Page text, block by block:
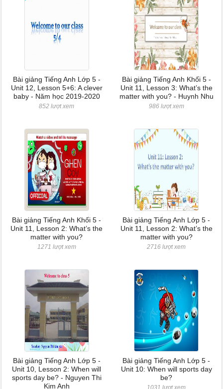
Bài giảng Tiếng Anh Lớp 5 -
Unit 12, Lesson 5+6: A clever
baby - Năm học 2019-2020
852 lượt xem
Bài giảng Tiếng Anh Khối 5 -
Unit 11, Lesson 3: What’s the
matter with you? - Huynh Nhu
986 lượt xem
Bài giảng Tiếng Anh Khối 5 -
Unit 11, Lesson 2: What’s the
matter with you?
1271 lượt xem
Bài giảng Tiếng Anh Lớp 5 -
Unit 11, Lesson 2: What’s the
matter with you?
2716 lượt xem
Bài giảng Tiếng Anh Lớp 5 -
Unit 10, Lesson 2: When will
sports day be? - Nguyen Thi
Kim Anh
Bài giảng Tiếng Anh Lớp 5 -
Unit 10: When will sports day
be?
1031 lượt xem